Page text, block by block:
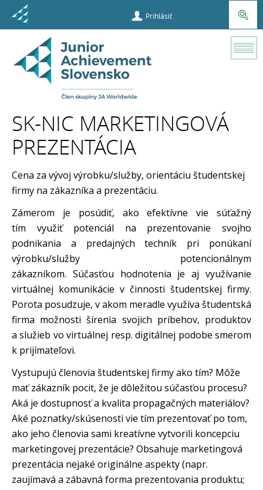
Prihlásiť
Veľtrh
SK-NIC
Marketingová
prezentácia
SK-NIC MARKETINGOVÁ
PREZENTÁCIA
Cena za vývoj výrobku/služby, orientáciu študentskej
firmy na zákazníka a prezentáciu.
Zámerom je posúdiť, ako efektívne vie súťažný
tím využiť potenciál na prezentovanie svojho
podnikania a predajných techník pri ponúkaní
výrobku/služby potencionálnym
zákazníkom. Súčasťou hodnotenia je aj využívanie
virtuálnej komunikácie v činnosti študentskej firmy.
Porota posudzuje, v akom meradle využíva študentská
firma možnosti šírenia svojich príbehov, produktov
a služieb vo virtuálnej resp. digitálnej podobe smerom
k prijímateľovi.
Vystupujú členovia študentskej firmy ako tím? Môže
mať zákazník pocit, že je dôležitou súčasťou procesu?
Aká je dostupnosť a kvalita propagačných materiálov?
Aké poznatky/skúsenosti vie tím prezentovať po tom,
ako jeho členovia sami kreatívne vytvorili koncepciu
marketingovej prezentácie? Obsahuje marketingová
prezentácia nejaké originálne aspekty (napr.
zaujímavá a zábavná forma prezentovania produktu;